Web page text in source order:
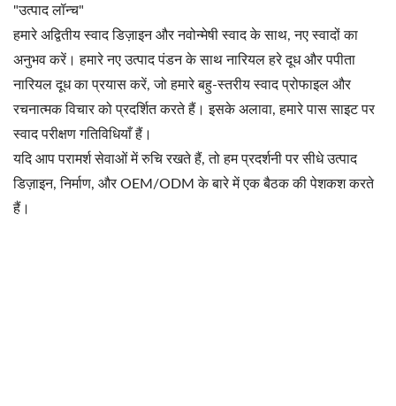
"उत्पाद लॉन्च"
हमारे अद्वितीय स्वाद डिज़ाइन और नवोन्मेषी स्वाद के साथ, नए स्वादों का
अनुभव करें। हमारे नए उत्पाद पंडन के साथ नारियल हरे दूध और पपीता
नारियल दूध का प्रयास करें, जो हमारे बहु-स्तरीय स्वाद प्रोफाइल और
रचनात्मक विचार को प्रदर्शित करते हैं। इसके अलावा, हमारे पास साइट पर
स्वाद परीक्षण गतिविधियाँ हैं।
यदि आप परामर्श सेवाओं में रुचि रखते हैं, तो हम प्रदर्शनी पर सीधे उत्पाद
डिज़ाइन, निर्माण, और OEM/ODM के बारे में एक बैठक की पेशकश करते
हैं।